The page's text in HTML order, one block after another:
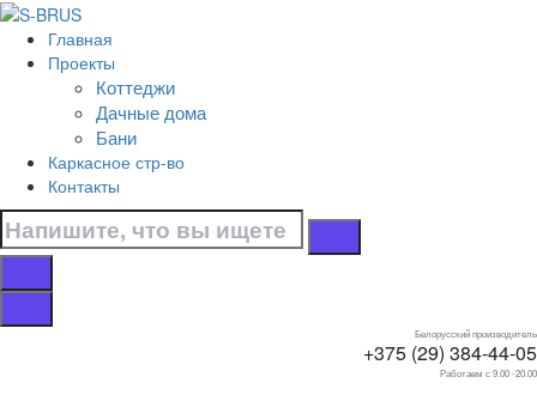
Перейти к контенту
Главная
Проекты
Коттеджи
Дачные дома
Бани
Каркасное стр-во
Контакты
Белорусский производитель
+375 (29) 384-44-05
Работаем с 9.00 -20.00
Главная
Из клееного бруса
11х8
Бани 11х8 из
клееного бруса